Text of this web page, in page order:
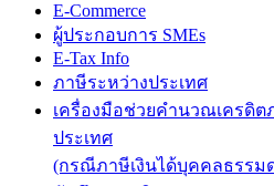
E-Commerce
ผู้ประกอบการ SMEs
E-Tax Info
ภาษีระหว่างประเทศ
เครื่องมือช่วยคำนวณเครดิต
ประเทศ
(กรณีภาษีเงินได้บุคคลธรรม